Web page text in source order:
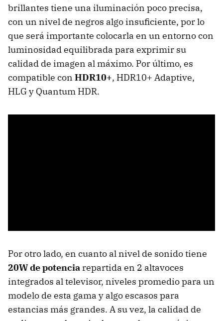
brillantes tiene una iluminación poco precisa,
con un nivel de negros algo insuficiente, por lo
que será importante colocarla en un entorno con
luminosidad equilibrada para exprimir su
calidad de imagen al máximo. Por último, es
compatible con HDR10+, HDR10+ Adaptive,
HLG y Quantum HDR.
Por otro lado, en cuanto al nivel de sonido tiene
20W de potencia repartida en 2 altavoces
integrados al televisor, niveles promedio para un
modelo de esta gama y algo escasos para
estancias más grandes. A su vez, la calidad de